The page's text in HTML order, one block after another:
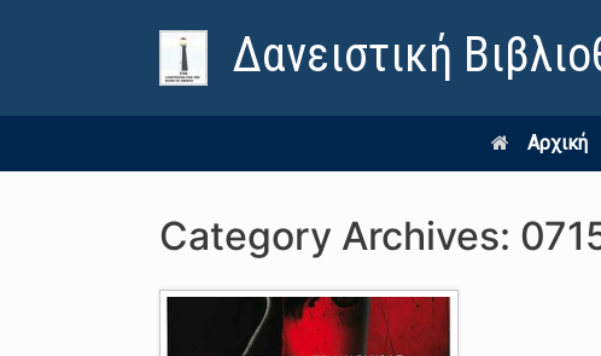
Δανειστική
Αρχική
Category Archives: